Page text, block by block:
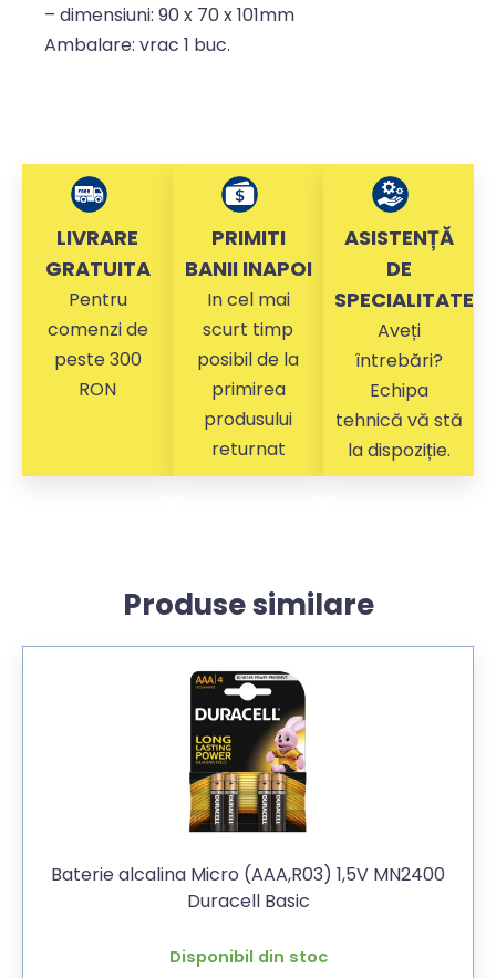
– dimensiuni: 90 x 70 x 101mm
Ambalare: vrac 1 buc.
LIVRARE
GRATUITA
Pentru
comenzi de
peste 300
RON
PRIMITI
BANII INAPOI
In cel mai
scurt timp
posibil de la
primirea
produsului
returnat
ASISTENȚĂ
DE
SPECIALITATE
Aveți
întrebări?
Echipa
tehnică vă stă
la dispoziție.
Produse similare
Baterie alcalina Micro (AAA,R03) 1,5V MN2400
Duracell Basic
Disponibil din stoc